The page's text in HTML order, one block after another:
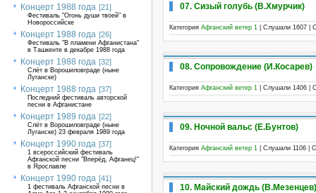
Концерт 1988 года [21]
Фестиваль "Огонь души твоей" в
Новороссийске
Концерт 1988 года [26]
Фестиваль "В пламени Афганистана"
в Ташкенте в декабре 1988 года
Концерт 1988 года [32]
Слёт в Ворошиловграде (ныне
Луганске)
Концерт 1988 года [37]
Последний фестиваль авторской
песни в Афганистане
Концерт 1989 года [22]
Слёт в Ворошиловграде (ныне
Луганске) 23 февраля 1989 года
Концерт 1990 года [37]
1 всероссийский фестиваль
Афганской песни "Вперёд, Афганец!"
в Ярославле
Концерт 1990 года [41]
1 фестиваль Афганской песни в
07. Сизый голубь (В.Хмурчик)
Категория Афганский ветер 1 | Слушали 1607 |
08. Сопровождение (И.Косарев)
Категория Афганский ветер 1 | Слушали 1406 |
09. Ночной вальс (Е.Бунтов)
Категория Афганский ветер 1 | Слушали 1106 |
10. Майский дождь (В.Мезенцев)